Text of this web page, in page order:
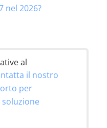
nel 2026?
al
il nostro
per